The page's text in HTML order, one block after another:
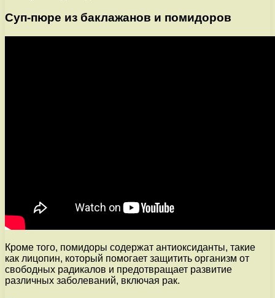
Суп-пюре из баклажанов и помидоров
Кроме того, помидоры содержат антиоксиданты, такие
как лицопин, который помогает защитить организм от
свободных радикалов и предотвращает развитие
различных заболеваний, включая рак.